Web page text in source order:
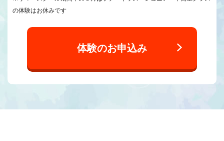
の体験はお休みです
体験のお申込み